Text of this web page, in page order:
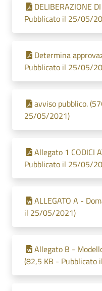
DELIBERAZIONE
Pubblicato il 25/05/
Determina
Pubblicato il 25/05/
avviso pubblico.
25/05/2021)
Allegato 1 CODICI
Pubblicato il 25/05/
ALLEGATO A -
il 25/05/2021)
Allegato B -
(82,5 KB -